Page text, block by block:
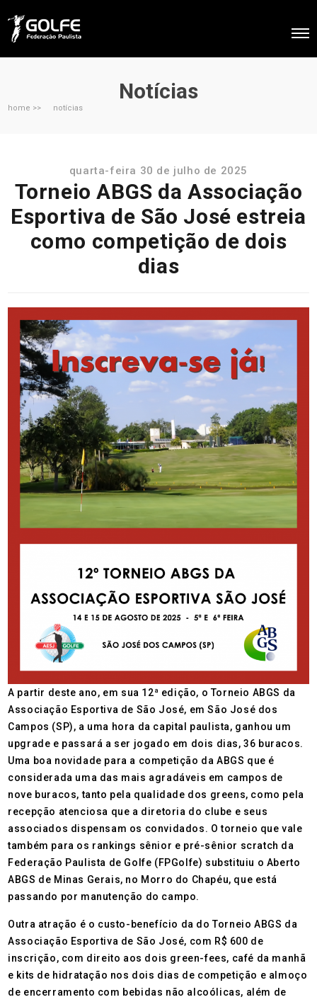
Notícias
home >> notícias
quarta-feira 30 de julho de 2025
Torneio ABGS da Associação
Esportiva de São José estreia
como competição de dois
dias
A partir deste ano, em sua 12ª edição, o Torneio ABGS da
Associação Esportiva de São José, em São José dos
Campos (SP), a uma hora da capital paulista, ganhou um
upgrade e passará a ser jogado em dois dias, 36 buracos.
Uma boa novidade para a competição da ABGS que é
considerada uma das mais agradáveis em campos de
nove buracos, tanto pela qualidade dos greens, como pela
recepção atenciosa que a diretoria do clube e seus
associados dispensam os convidados. O torneio que vale
também para os rankings sênior e pré-sênior scratch da
Federação Paulista de Golfe (FPGolfe) substituiu o Aberto
ABGS de Minas Gerais, no Morro do Chapéu, que está
passando por manutenção do campo.
Outra atração é o custo-benefício da do Torneio ABGS da
Associação Esportiva de São José, com R$ 600 de
inscrição, com direito aos dois green-fees, café da manhã
e kits de hidratação nos dois dias de competição e almoço
de encerramento com bebidas não alcoólicas, além de